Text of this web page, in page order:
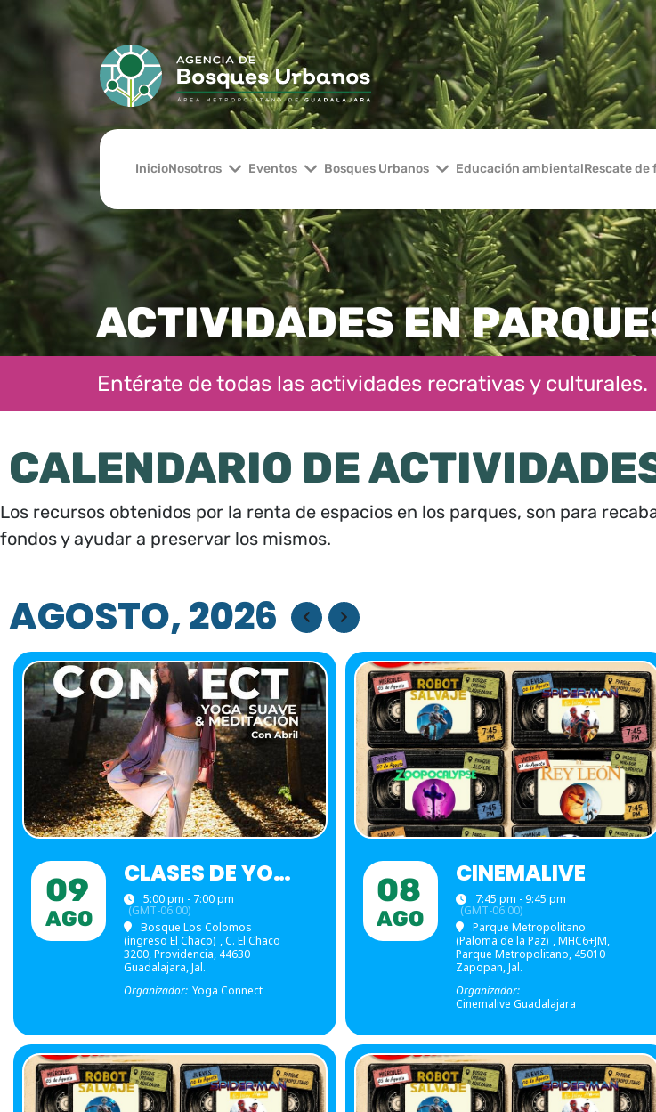
InicioNosotros Eventos Bosques Urbanos Educación ambientalRescate de
ACTIVIDADES EN
Entérate de todas las actividades recrativas y culturales.
CALENDARIO DE
Los recursos obtenidos por la renta de espacios en los parques, son para
fondos y ayudar a preservar los mismos.
AGOSTO, 2026
09
AGO
CLASES DE YOGA
5:00 pm - 7:00 pm
(GMT-06:00)
Bosque Los Colomos
(ingreso El Chaco) , C. El Chaco
3200, Providencia, 44630
Guadalajara, Jal.
Organizador: Yoga Connect
08
AGO
CINEMALIVE
7:45 pm - 9:45 pm
(GMT-06:00)
Parque Metropolitano
(Paloma de la Paz) , MHC6+JM,
Parque Metropolitano, 45010
Zapopan, Jal.
Organizador:
Cinemalive Guadalajara